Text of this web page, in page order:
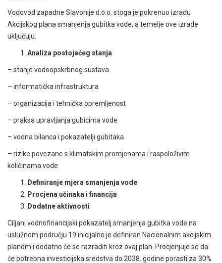
Vodovod zapadne Slavonije d.o.o. stoga je pokrenuo izradu
Akcijskog plana smanjenja gubitka vode, a temelje ove izrade
uključuju:
Analiza postojećeg stanja
– stanje vodoopskrbnog sustava
– informatička infrastruktura
– organizacija i tehnička opremljenost
– praksa upravljanja gubicima vode
– vodna bilanca i pokazatelji gubitaka
– rizike povezane s klimatskim promjenama i raspoloživim
količinama vode
Definiranje mjera smanjenja vode
Procjena učinaka i financija
Dodatne aktivnosti
Ciljani vodnofinancijski pokazatelj smanjenja gubitka vode na
uslužnom području 19 inicijalno je definiran Nacionalnim akcijskim
planom i dodatno će se razraditi kroz ovaj plan. Procjenjuje se da
će potrebna investicijska sredstva do 2038. godine porasti za 30%